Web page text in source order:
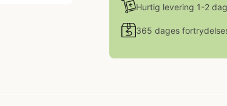
Hurtig levering 1-2
365 dages